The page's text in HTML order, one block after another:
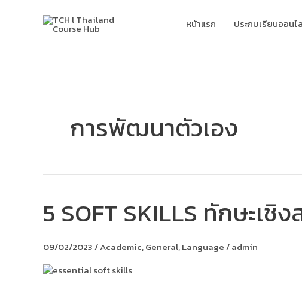
หน้าแรก ประกบเรียนออนไ
การพัฒนาตัวเอง
5 SOFT SKILLS ทักษะเชิ
09/02/2023/Academic,General,Language/admin
SOFT
SKILLS
เชิง
ที่